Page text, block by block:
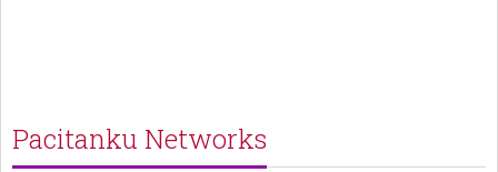
Pacitanku Networks